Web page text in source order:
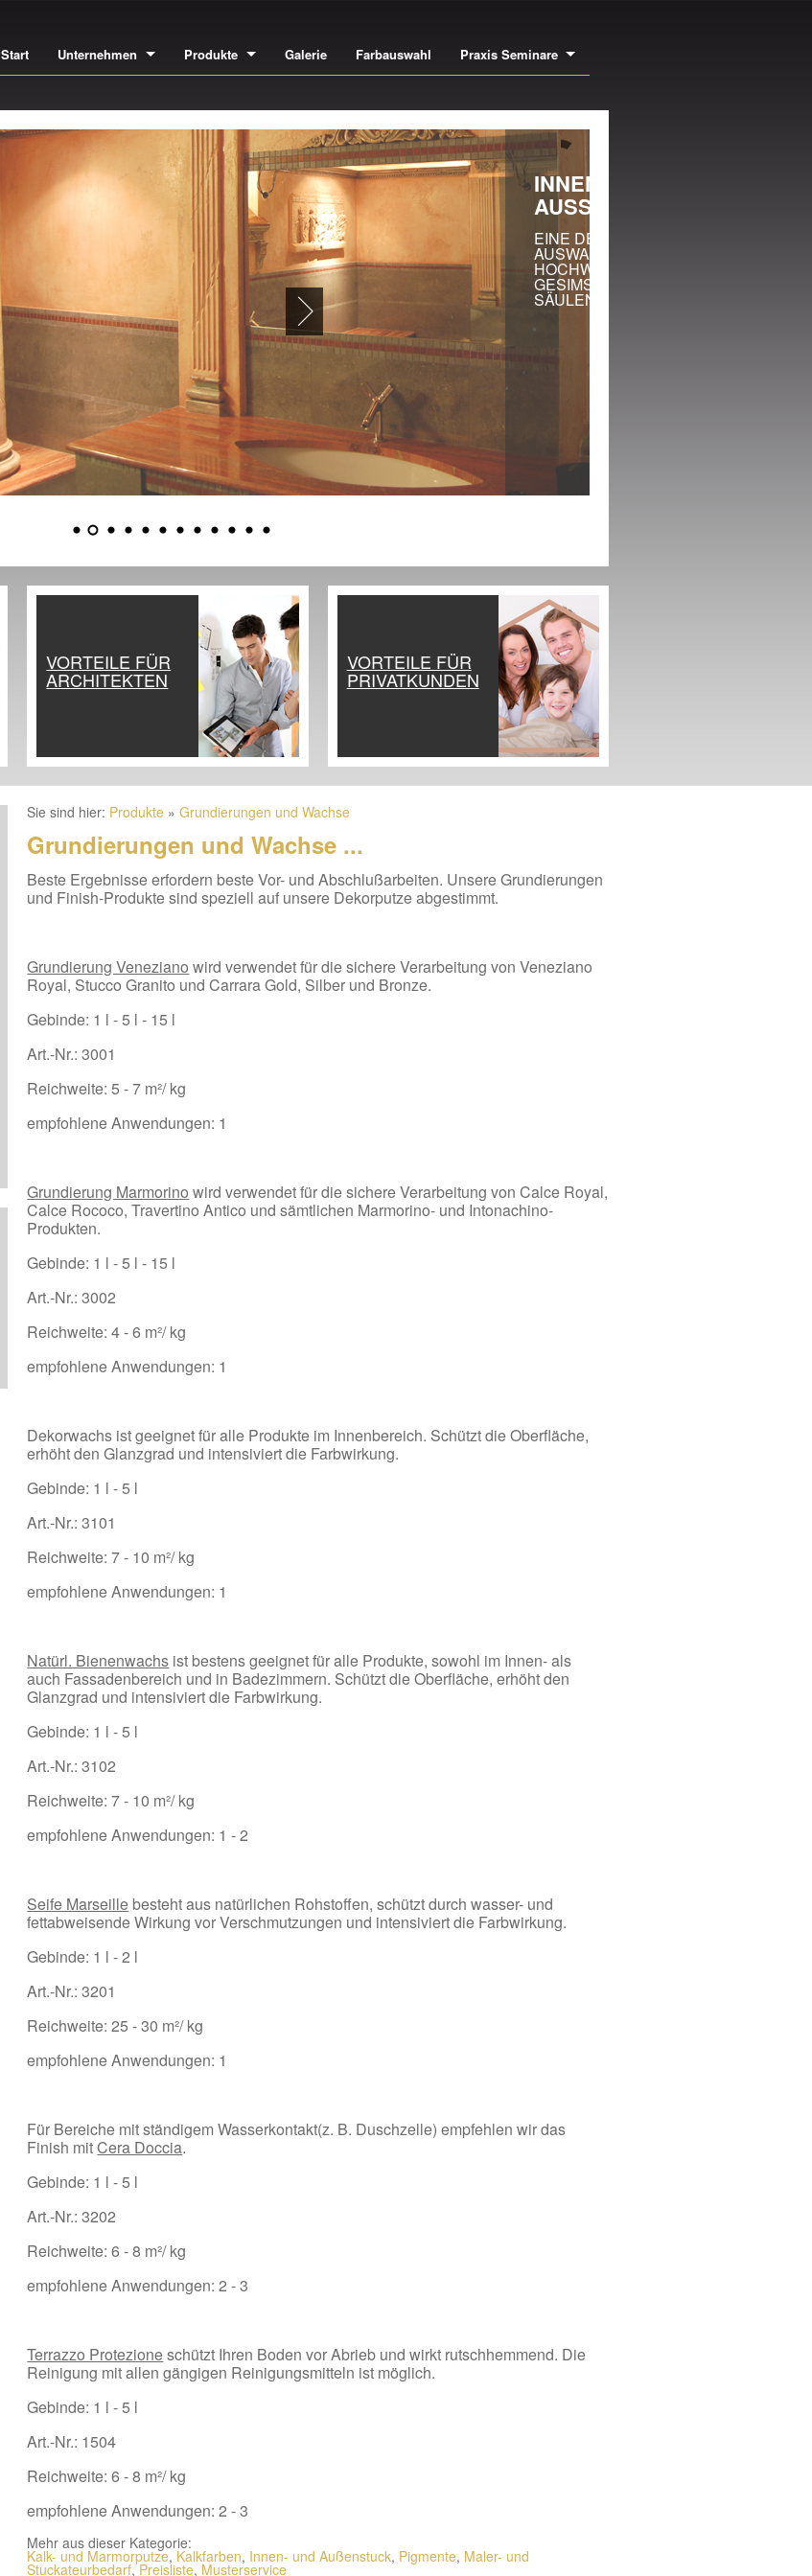
Start Unternehmen Produkte Galerie Farbauswahl Praxis Seminare
INNEN- UND
AUSSENSTUCK
EINE DER GRÖSSTEN
AUSWAHLEN EUROPAS AN
HOCHWERTIGEN LEISTEN,
GESIMSEN, ROSETTEN,
SÄULEN UVM.
VORTEILE FÜR
ARCHITEKTEN
VORTEILE FÜR
PRIVATKUNDEN
Sie sind hier: Produkte »Grundierungen und Wachse
Grundierungen und Wachse ...
Beste Ergebnisse erfordern beste Vor- und Abschlußarbeiten. Unsere Grundierungen
und Finish-Produkte sind speziell auf unsere Dekorputze abgestimmt.
Grundierung Veneziano wird verwendet für die sichere Verarbeitung von Veneziano
Royal, Stucco Granito und Carrara Gold, Silber und Bronze.
Gebinde: 1 l - 5 l - 15 l
Art.-Nr.: 3001
Reichweite: 5 - 7 m²/ kg
empfohlene Anwendungen: 1
Grundierung Marmorino wird verwendet für die sichere Verarbeitung von Calce Royal,
Calce Rococo, Travertino Antico und sämtlichen Marmorino- und Intonachino-
Produkten.
Gebinde: 1 l - 5 l - 15 l
Art.-Nr.: 3002
Reichweite: 4 - 6 m²/ kg
empfohlene Anwendungen: 1
Dekorwachs ist geeignet für alle Produkte im Innenbereich. Schützt die Oberfläche,
erhöht den Glanzgrad und intensiviert die Farbwirkung.
Gebinde: 1 l - 5 l
Art.-Nr.: 3101
Reichweite: 7 - 10 m²/ kg
empfohlene Anwendungen: 1
Natürl. Bienenwachs ist bestens geeignet für alle Produkte, sowohl im Innen- als
auch Fassadenbereich und in Badezimmern. Schützt die Oberfläche, erhöht den
Glanzgrad und intensiviert die Farbwirkung.
Gebinde: 1 l - 5 l
Art.-Nr.: 3102
Reichweite: 7 - 10 m²/ kg
empfohlene Anwendungen: 1 - 2
Seife Marseille besteht aus natürlichen Rohstoffen, schützt durch wasser- und
fettabweisende Wirkung vor Verschmutzungen und intensiviert die Farbwirkung.
Gebinde: 1 l - 2 l
Art.-Nr.: 3201
Reichweite: 25 - 30 m²/ kg
empfohlene Anwendungen: 1
Für Bereiche mit ständigem Wasserkontakt(z. B. Duschzelle) empfehlen wir das
Finish mitCera Doccia.
Gebinde: 1 l - 5 l
Art.-Nr.: 3202
Reichweite: 6 - 8 m²/ kg
empfohlene Anwendungen: 2 - 3
Terrazzo Protezioneschützt Ihren Boden vor Abrieb und wirkt rutschhemmend. Die
Reinigung mit allen gängigen Reinigungsmitteln ist möglich.
Gebinde: 1 l - 5 l
Art.-Nr.: 1504
Reichweite: 6 - 8 m²/ kg
empfohlene Anwendungen: 2 - 3
Mehr aus dieser Kategorie:
Kalk- und Marmorputze, Kalkfarben, Innen- und Außenstuck, Pigmente, Maler- und
Stuckateurbedarf,Preisliste, Musterservice